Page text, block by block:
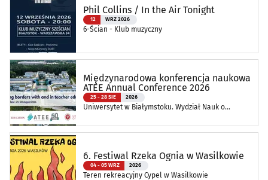
Phil Collins / In the Air Tonight
12 WRZ 2026
6-Ścian - Klub muzyczny
Międzynarodowa konferencja naukowa
ATEE Annual Conference 2026
25 - 28 SIE 2026
Uniwersytet w Białymstoku. Wydział Nauk o
6. Festiwal Rzeka Ognia w Wasilkowie
04 - 05 WRZ 2026
Teren rekreacyjny Cypel w Wasilkowie